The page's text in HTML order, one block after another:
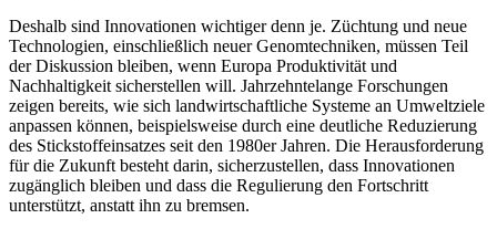
Deshalb sind Innovationen wichtiger denn je. Züchtung und neue
Technologien, einschließlich neuer Genomtechniken, müssen Teil
der Diskussion bleiben, wenn Europa Produktivität und
Nachhaltigkeit sicherstellen will. Jahrzehntelange Forschungen
zeigen bereits, wie sich landwirtschaftliche Systeme an Umweltziele
anpassen können, beispielsweise durch eine deutliche Reduzierung
des Stickstoffeinsatzes seit den 1980er Jahren. Die Herausforderung
für die Zukunft besteht darin, sicherzustellen, dass Innovationen
zugänglich bleiben und dass die Regulierung den Fortschritt
unterstützt, anstatt ihn zu bremsen.